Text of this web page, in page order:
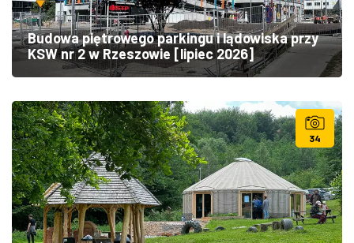
Budowa piętrowego parkingu i lądowiska przy
KSW nr 2 w Rzeszowie [lipiec 2026]
34